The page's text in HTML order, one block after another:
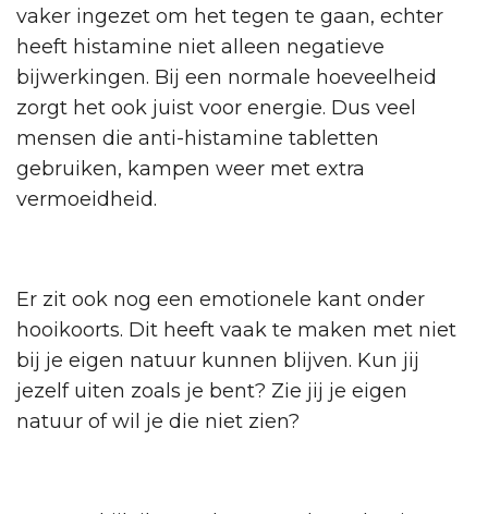
vaker ingezet om het tegen te gaan, echter
heeft histamine niet alleen negatieve
bijwerkingen. Bij een normale hoeveelheid
zorgt het ook juist voor energie. Dus veel
mensen die anti-histamine tabletten
gebruiken, kampen weer met extra
vermoeidheid.
Er zit ook nog een emotionele kant onder
hooikoorts. Dit heeft vaak te maken met niet
bij je eigen natuur kunnen blijven. Kun jij
jezelf uiten zoals je bent? Zie jij je eigen
natuur of wil je die niet zien?